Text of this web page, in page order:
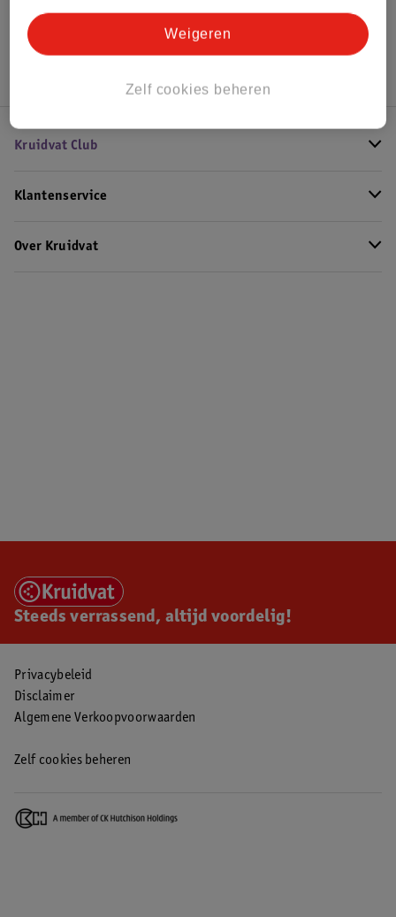
MeerLucovitaal Alle Botten en gewrichten
Kruidvat Club
Klantenservice
Over Kruidvat
Steeds verrassend, altijd voordelig!
Privacybeleid
Disclaimer
Algemene Verkoopvoorwaarden
Zelf cookies beheren
Zelf cookies beheren
Weigeren